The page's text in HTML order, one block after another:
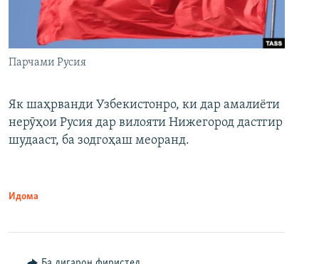
Парчами Русия
Як шаҳрванди Узбекистонро, ки дар амалиёти
нерӯҳои Русия дар вилояти Нижегород дастгир
шудааст, ба зодгоҳаш меоранд.
Идома